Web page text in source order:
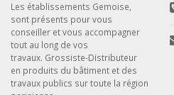
Les établissements Gemoise,
sont présents pour vous
conseiller et vous accompagner
tout au long de vos
travaux. Grossiste-Distributeur
en produits du bâtiment et des
travaux publics sur toute la région